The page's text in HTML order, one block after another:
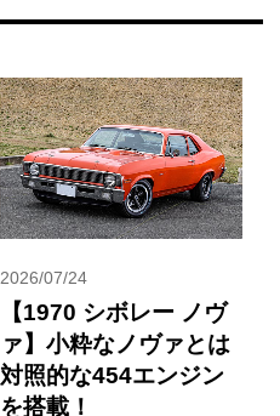
2026/07/24
【1970 シボレー ノヴ
ァ】小粋なノヴァとは
対照的な454エンジン
を搭載！